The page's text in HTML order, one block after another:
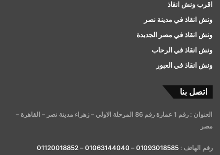
اقرب ونش انقاذ
ونش انقاذ في مدينة نصر
ونش انقاذ في مصر الجديدة
ونش انقاذ في الرحاب
ونش انقاذ في العبور
اتصل بنا
العنوان : رقم 1 عمارة رقم 86 المرحلة الاولي – زهراء مدينة نصر – القاهرة –
مصر
رقم الهاتف : 01093018585
–
01063144040
–
01120018852